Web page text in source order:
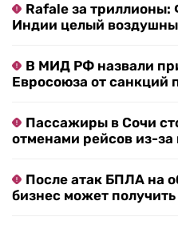
Rafale за триллионы:
Индии целый
В МИД РФ назвали
Евросоюза от санкций
Пассажиры в Сочи
отменами рейсов из-
После атак БПЛА на
бизнес может